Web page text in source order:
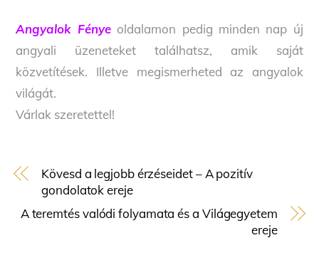
Angyalok Fénye oldalamon pedig minden nap új
angyali üzeneteket találhatsz, amik saját
közvetítések. Illetve megismerheted az angyalok
világát.
Várlak szeretettel!
Kövesd a legjobb érzéseidet – A pozitív
gondolatok ereje
A teremtés valódi folyamata és a Világegyetem
ereje